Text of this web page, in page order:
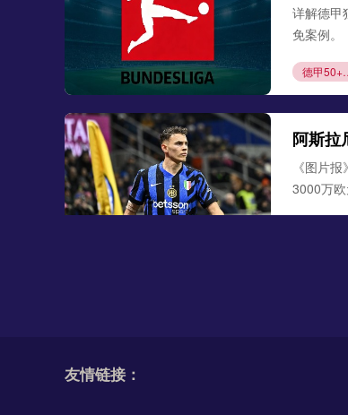
详解德甲
免案例。
德
阿斯拉
《图片
3000万欧
友情链接：